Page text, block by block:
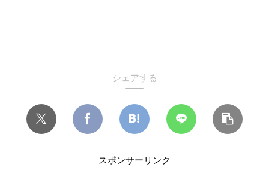
シェアする
スポンサーリンク